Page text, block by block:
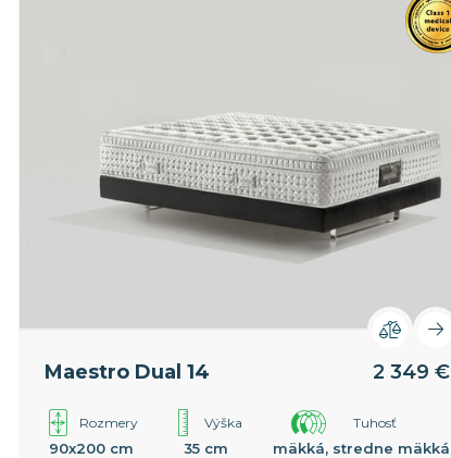
Maestro Dual 14 2 349 €
Rozmery
90x200 cm
Výška
35 cm
Tuhosť
mäkká, stredne mäkká